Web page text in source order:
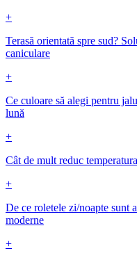
+
Terasă orientată spre sud?
caniculare
+
Ce culoare să alegi pentru
lună
+
Cât de mult reduc
+
De ce roletele zi/noapte sunt
moderne
+